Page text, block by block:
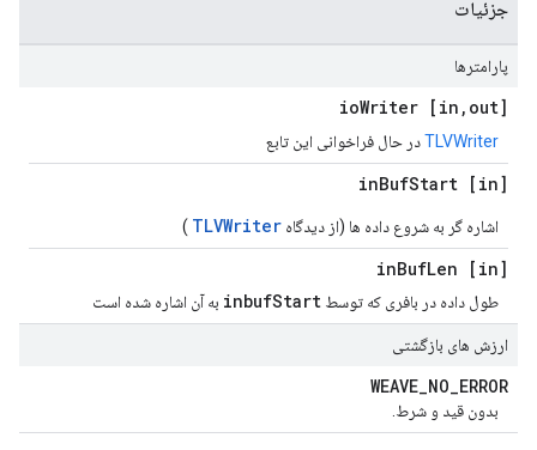
جزئیات
پارامترها
[in
, out] io
Writer
TLVWriterدر حال فراخوانی این تابع
[in] in
BufStart
اشاره گر به شروع داده ها (از دیدگاه TLVWriter
)
[in] in
BufLen
طول داده در بافری که توسط inbufStart به آن اشاره شده است
ارزش های بازگشتی
WEAVE_NO_ERROR
بدون قید و شرط.